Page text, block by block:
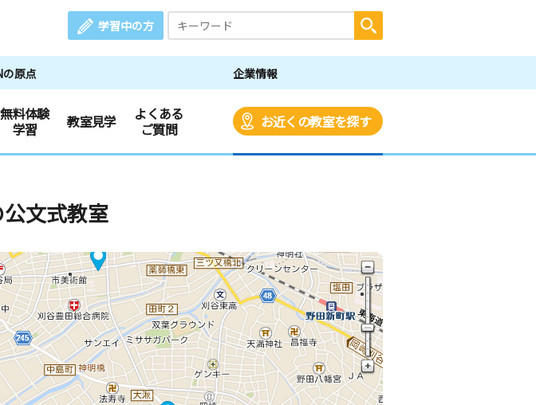
学習中の方
の原点 企業情報
無料体験
学習
教室見学
よくある
ご質問
お近くの教室を探す
文式教室